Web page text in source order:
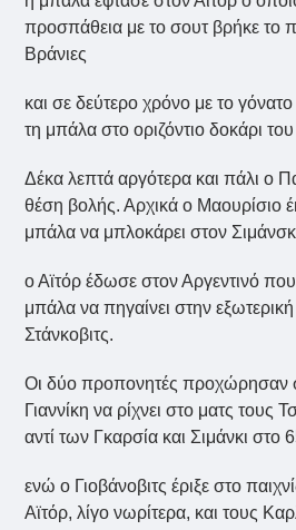
προσπάθεια με το σουτ βρήκε το
Βράνιες
και σε δεύτερο χρόνο με το
τη μπάλα στο οριζόντιο δοκάρι του
Δέκα λεπτά αργότερα και πάλι ο
θέση βολής. Αρχικά ο Μαουρίσιο
μπάλα να μπλοκάρει στον
ο Αϊτόρ έδωσε στον Αργεντινό
μπάλα να πηγαίνει στην
Στάνκοβιτς.
Οι δύο προπονητές προχώρησαν
Γιαννίκη να ρίχνει στο ματς τους
αντί των Γκαρσία και Σιμάνκι στο
ενώ ο Γιοβάνοβιτς έριξε στο
Αϊτόρ, λίγο νωρίτερα, και τους